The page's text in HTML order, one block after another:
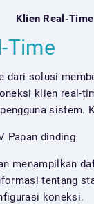
Klien Real-Time
Time
dari solusi
klien real-
sistem.
Papan dinding
menampilkan
tentang
koneksi.